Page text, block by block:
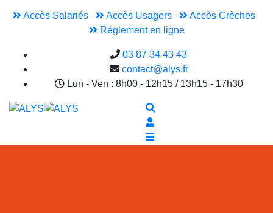
Accès Salariés Accès Usagers
Accès Crèches
Réglement en ligne
03 87 34 43 43
contact@alys.fr
Lun - Ven : 8h00 - 12h15 / 13h15 - 17h30